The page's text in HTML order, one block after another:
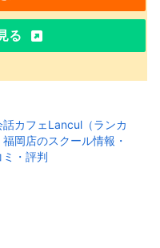
る
話カフェLancul（ランカ
福岡店のスクール情報・
ミ・評判